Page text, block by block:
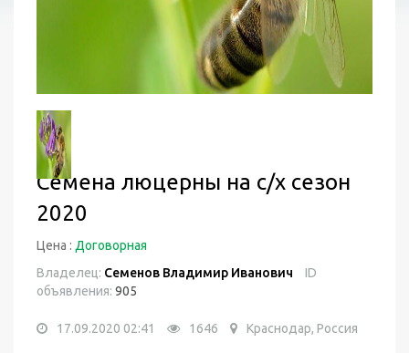
Семена люцерны на с/х сезон
2020
Цена : Договорная
Владелец: Семенов Владимир Иванович
ID
объявления: 905
17.09.2020 02:41 1646 Краснодар, Россия